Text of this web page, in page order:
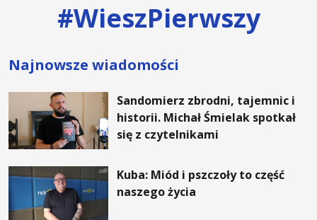
#WieszPierwszy
Najnowsze wiadomości
Sandomierz zbrodni, tajemnic i
historii. Michał Śmielak spotkał
się z czytelnikami
Kuba: Miód i pszczoły to część
naszego życia